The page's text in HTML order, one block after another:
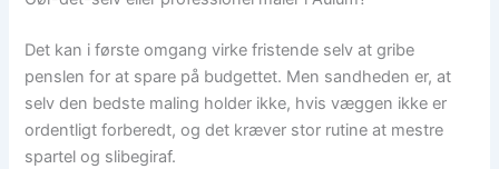
Det kan i første omgang virke fristende selv at gribe
penslen for at spare på budgettet. Men sandheden er, at
selv den bedste maling holder ikke, hvis væggen ikke er
ordentligt forberedt, og det kræver stor rutine at mestre
spartel og slibegiraf.